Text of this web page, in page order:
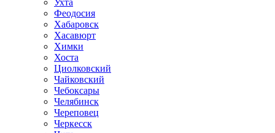
Ухта
Феодосия
Хабаровск
Хасавюрт
Химки
Хоста
Циолковский
Чайковский
Чебоксары
Челябинск
Череповец
Черкесск